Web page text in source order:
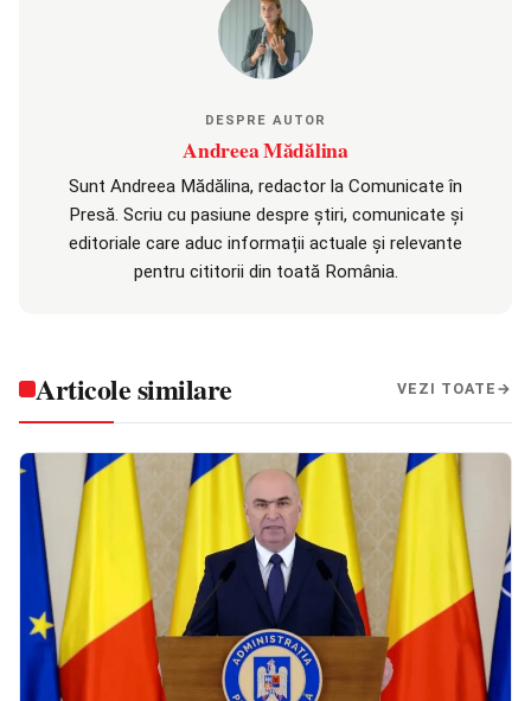
DESPRE AUTOR
Andreea Mădălina
Sunt Andreea Mădălina, redactor la Comunicate în
Presă. Scriu cu pasiune despre știri, comunicate și
editoriale care aduc informații actuale și relevante
pentru cititorii din toată România.
Articole similare VEZI TOATE